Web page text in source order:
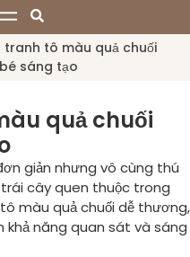
tranh tô màu quả chuối
sáng tạo
quả chuối
giản nhưng vô cùng thú
cây quen thuộc trong
màu quả chuối dễ thương,
khả năng quan sát và sáng